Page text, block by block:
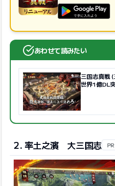
あわせて読みたい
三国志真戦
世界1億DL
2. 率土之濱 大三国志 PR